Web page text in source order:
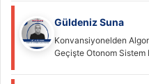
Güldeniz Suna
Konvansiyonelden
Geçişte Otonom Sistem